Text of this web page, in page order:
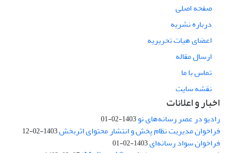
صفحه اصلی
درباره نشریه
اعضای هیات تحریریه
ارسال مقاله
تماس با ما
نقشه سایت
اخبار و اعلانات
رادیو در عصر رسانه‌های نو1403-02-01
فراخوان مدیریت نظام پخش و انتشار محتوای اثربخش1403-02-12
فراخوان سواد رسانه‌ای1403-02-01